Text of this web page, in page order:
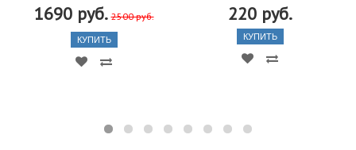
1690 руб. 2500 руб.
КУПИТЬ
220 руб.
КУПИТЬ